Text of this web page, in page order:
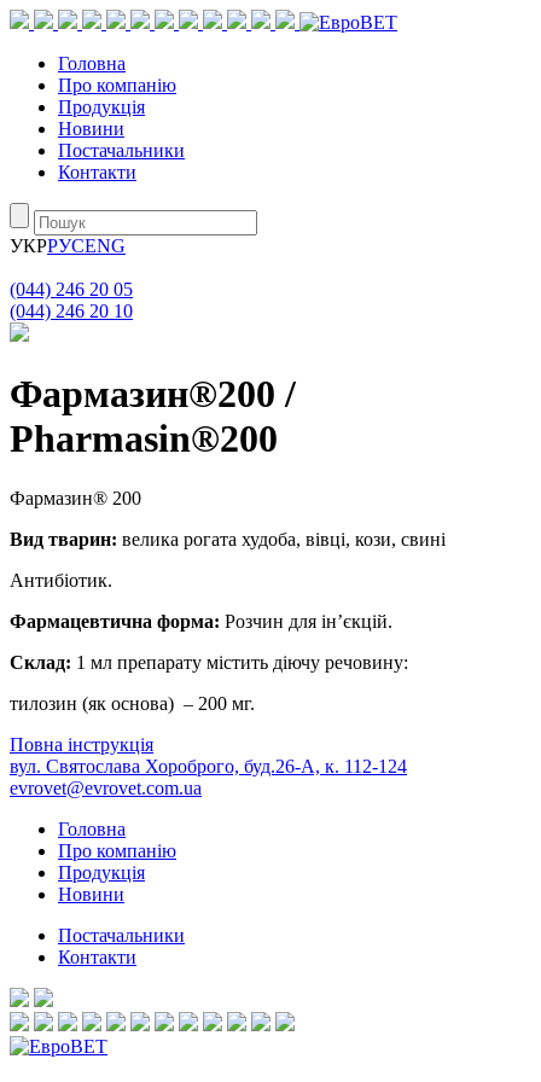
Головна
Про компанію
Продукція
Новини
Постачальники
Контакти
УКРРУСENG
(044) 246 20 05
(044) 246 20 10
Фармазин®200 /
Pharmasin®200
Фармазин® 200
Вид тварин: велика рогата худоба, вівці, кози, свині
Антибіотик.
Фармацевтична форма: Розчин для ін’єкцій.
Склад: 1 мл препарату містить діючу речовину:
тилозин (як основа) – 200 мг.
Повна інструкція
вул. Святослава Хороброго, буд.26-А, к. 112-124
evrovet@evrovet.com.ua
Головна
Про компанію
Продукція
Новини
Постачальники
Контакти